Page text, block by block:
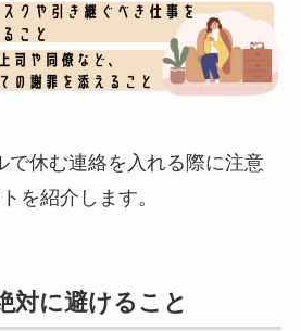
で休む連絡を入れる際に注意
を紹介します。
対に避けること